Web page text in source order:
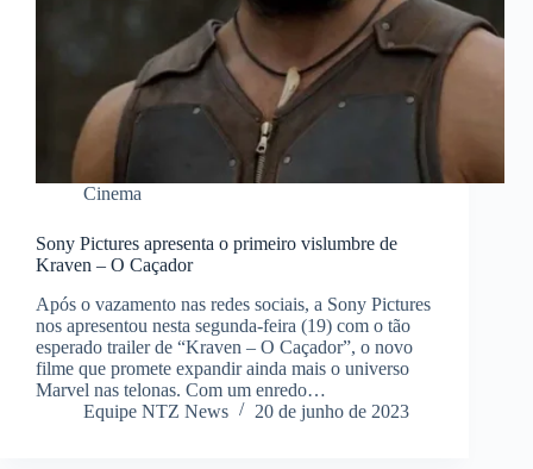
Cinema
Sony Pictures apresenta o primeiro vislumbre de
Kraven – O Caçador
Após o vazamento nas redes sociais, a Sony Pictures
nos apresentou nesta segunda-feira (19) com o tão
esperado trailer de “Kraven – O Caçador”, o novo
filme que promete expandir ainda mais o universo
Marvel nas telonas. Com um enredo…
Equipe NTZ News
20 de junho de 2023